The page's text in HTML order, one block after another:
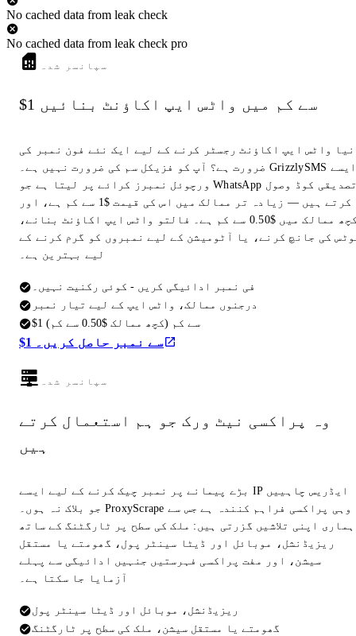
No cached data from leak check
No cached data from leak check pro
سپانسر شدہ
$1 سے کم میں واٹس ایپ اکاؤنٹ بنائیں
نیا واٹس ایپ اکاؤنٹ رجسٹر کرنے کے لیے ایک نئے فون نمبر کی
ضرورت ہے؟ آپ کو فزیکل سم کی ضرورت نہیں ہے۔ GrizzlySMS ایسے
ورچوئل نمبرز کرائے پر لیتا ہے جو WhatsApp تصدیقی کوڈ وصول
کرتے ہیں — زیادہ تر ممالک میں اس کی قیمت $1 سے کم ہے، اور
کچھ ممالک میں $0.50 سے کم ہے۔ فالتو واٹس ایپ اکاؤنٹ بنانے،
کی جانچ کرنے، یا آٹومیشن کے لیے نمبروں کو گرم کرنے کے
لیے بہترین ہے۔
فی نمبر ادائیگی کریں - کوئی رکنیت نہیں۔
درجنوں ممالک، واٹس ایپ کے لیے تیار نمبر
$1 سے کم (کچھ ممالک $0.50 سے کم)
$1 سے نمبر حاصل کریں۔
سپانسر شدہ
وہ پراکسی نیٹ ورک جو ہم استعمال کرتے
ہیں
بڑے پیمانے پر نمبر چیک کرنے کے لیے ایسے IP ایڈریس چاہییں
جو بلاک نہ ہوں۔ ProxyScrape وہی پراکسی فراہم کنندہ ہے جس سے
ہماری اپنی تلاشیں گزرتی ہیں: ملک کی سطح پر ٹارگٹنگ کے ساتھ
ریزیڈنشل، موبائل اور ڈیٹا سینٹر پول، گھومتے یا مستقل
سیشن، اور مفت پراکسی فہرستیں جنہیں ادائیگی سے پہلے
آزمایا جا سکتا ہے۔
ریزیڈنشل، موبائل اور ڈیٹا سینٹر پول
گھومتے یا مستقل سیشن، ملک کی سطح پر ٹارگٹنگ